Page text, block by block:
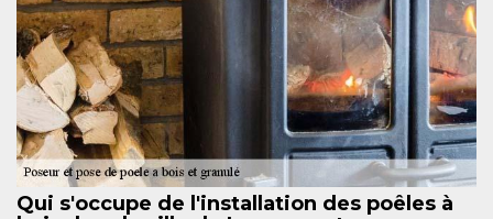
Qui s'occupe de l'installation des poêles à